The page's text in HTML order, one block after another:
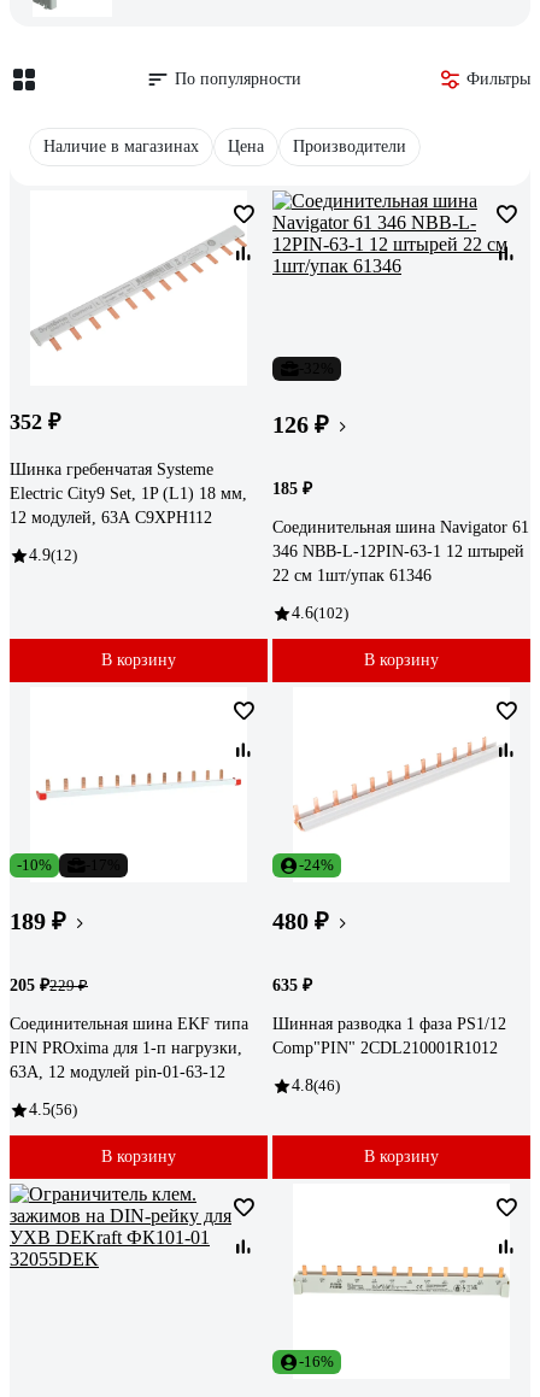
По популярности Фильтры
Наличие в магазинах Цена Производители
352 ₽
Шинка гребенчатая Systeme
Electric City9 Set, 1P (L1) 18 мм,
12 модулей, 63А C9XPH112
4.9(12)
В корзину
126 ₽
185 ₽
Соединительная шина Navigator 61
346 NBB-L-12PIN-63-1 12 штырей
22 см 1шт/упак 61346
4.6(102)
В корзину
-10%
189 ₽
205 ₽229 ₽
Соединительная шина EKF типа
PIN PROxima для 1-п нагрузки,
63А, 12 модулей pin-01-63-12
4.5(56)
В корзину
-24%
480 ₽
635 ₽
Шинная разводка 1 фаза PS1/12
Comp"PIN" 2CDL210001R1012
4.8(46)
В корзину
-16%